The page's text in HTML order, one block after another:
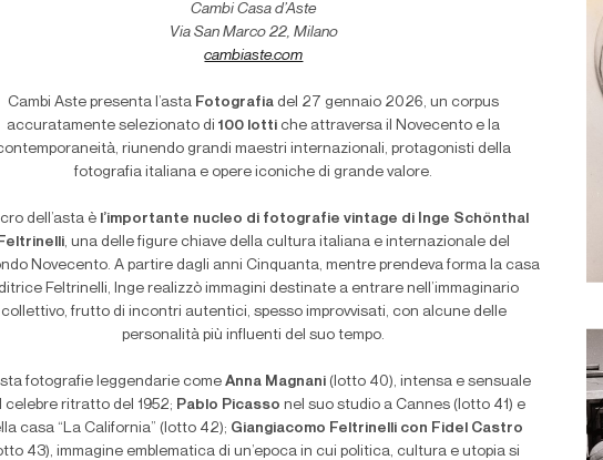
Cambi Casa d’Aste
Via San Marco 22, Milano
cambiaste.com
Cambi Aste presenta l’asta Fotografia del 27 gennaio 2026, un corpus
accuratamente selezionato di100 lotti che attraversa il Novecento e la
riunendo grandi maestri internazionali, protagonisti della
fotografia italiana e opere iconiche di grande valore.
dell’asta è l’importante nucleo di fotografie vintage di Inge Schönthal
, una delle figure chiave della cultura italiana e internazionale del
Novecento. A partire dagli anni Cinquanta, mentre prendeva forma la casa
Feltrinelli, Inge realizzò immagini destinate a entrare nell’immaginario
collettivo, frutto di incontri autentici, spesso improvvisati, con alcune delle
personalità più influenti del suo tempo.
fotografie leggendarie comeAnna Magnani (lotto 40), intensa e sensuale
celebre ritratto del 1952; Pablo Picasso nel suo studio a Cannes (lotto 41) e
casa “La California” (lotto 42); Giangiacomo Feltrinelli con Fidel Castro
43), immagine emblematica di un’epoca in cui politica, cultura e utopia si